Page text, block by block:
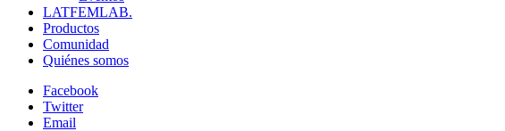
LATFEMLAB.
Productos
Comunidad
Quiénes somos
Facebook
Twitter
Email